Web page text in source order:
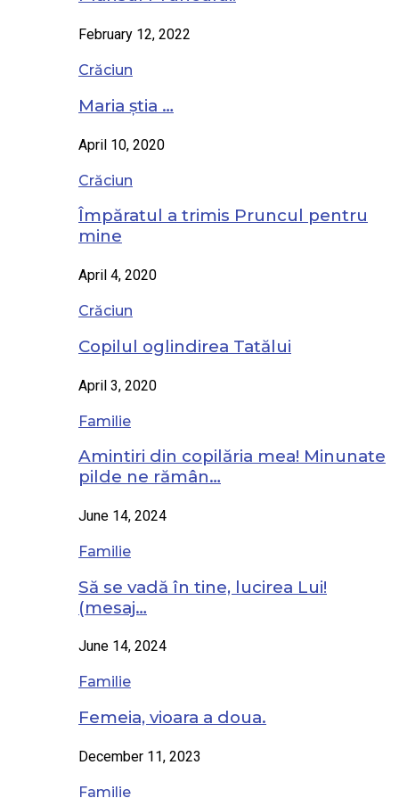
February 12, 2022
Crăciun
Maria știa …
April 10, 2020
Crăciun
Împăratul a trimis Pruncul pentru
mine
April 4, 2020
Crăciun
Copilul oglindirea Tatălui
April 3, 2020
Familie
Amintiri din copilăria mea! Minunate
pilde ne rămân…
June 14, 2024
Familie
Să se vadă în tine, lucirea Lui!
(mesaj…
June 14, 2024
Familie
Femeia, vioara a doua.
December 11, 2023
Familie